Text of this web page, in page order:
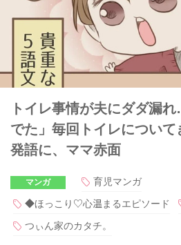
トイレ事情が夫にダダ漏
でた」毎回トイレについ
発語に、ママ赤面
マンガ
育児マンガ
◆ほっこり♡心温まるエピソード
つぃん家のカタチ。